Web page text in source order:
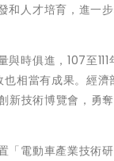
人才培育，進一
時俱進，107至
相當有成果。經
技術博覽會，勇
電動車產業技術